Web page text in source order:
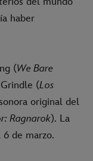
haber
(We Bare
(Los
original del
Ragnarok). La
de marzo.